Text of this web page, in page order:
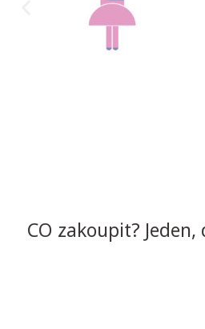
CO zakoupit?